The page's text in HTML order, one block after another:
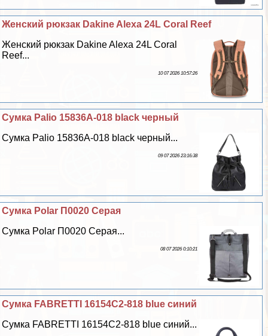
Женский рюкзак Dakine Alexa 24L Coral Reef
Женский рюкзак Dakine Alexa 24L Coral
Reef...
10 07 2026 10:57:26
Сумка Palio 15836A-018 black черный
Сумка Palio 15836A-018 black черный...
09 07 2026 23:16:38
Сумка Polar П0020 Серая
Сумка Polar П0020 Серая...
08 07 2026 0:10:21
Сумка FABRETTI 16154C2-818 blue синий
Сумка FABRETTI 16154C2-818 blue синий...